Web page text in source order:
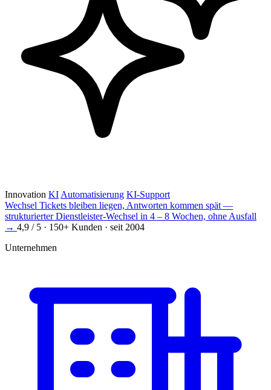
Innovation KI Automatisierung KI-Support
Wechsel Tickets bleiben liegen, Antworten kommen spät —
strukturierter Dienstleister-Wechsel in 4 – 8 Wochen, ohne Ausfall
→ 4,9 / 5 · 150+ Kunden · seit 2004
Unternehmen